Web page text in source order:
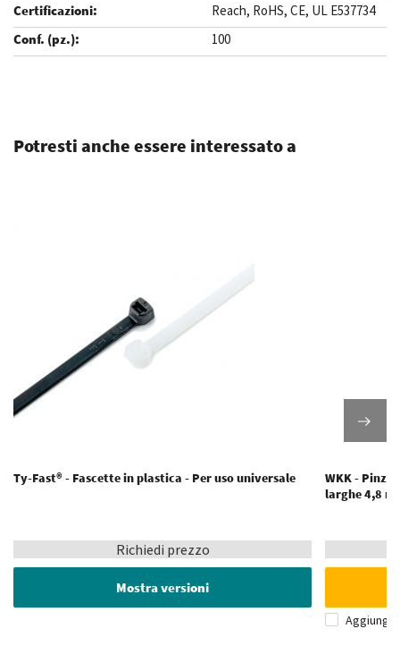
Reach, RoHS, CE, UL E537734
100
Potresti anche essere interessato a
Ty-Fast® - Fascette in plastica - Per uso universale
Richiedi prezzo
Mostra versioni
WKK -
larghe 4,8
Aggiungi